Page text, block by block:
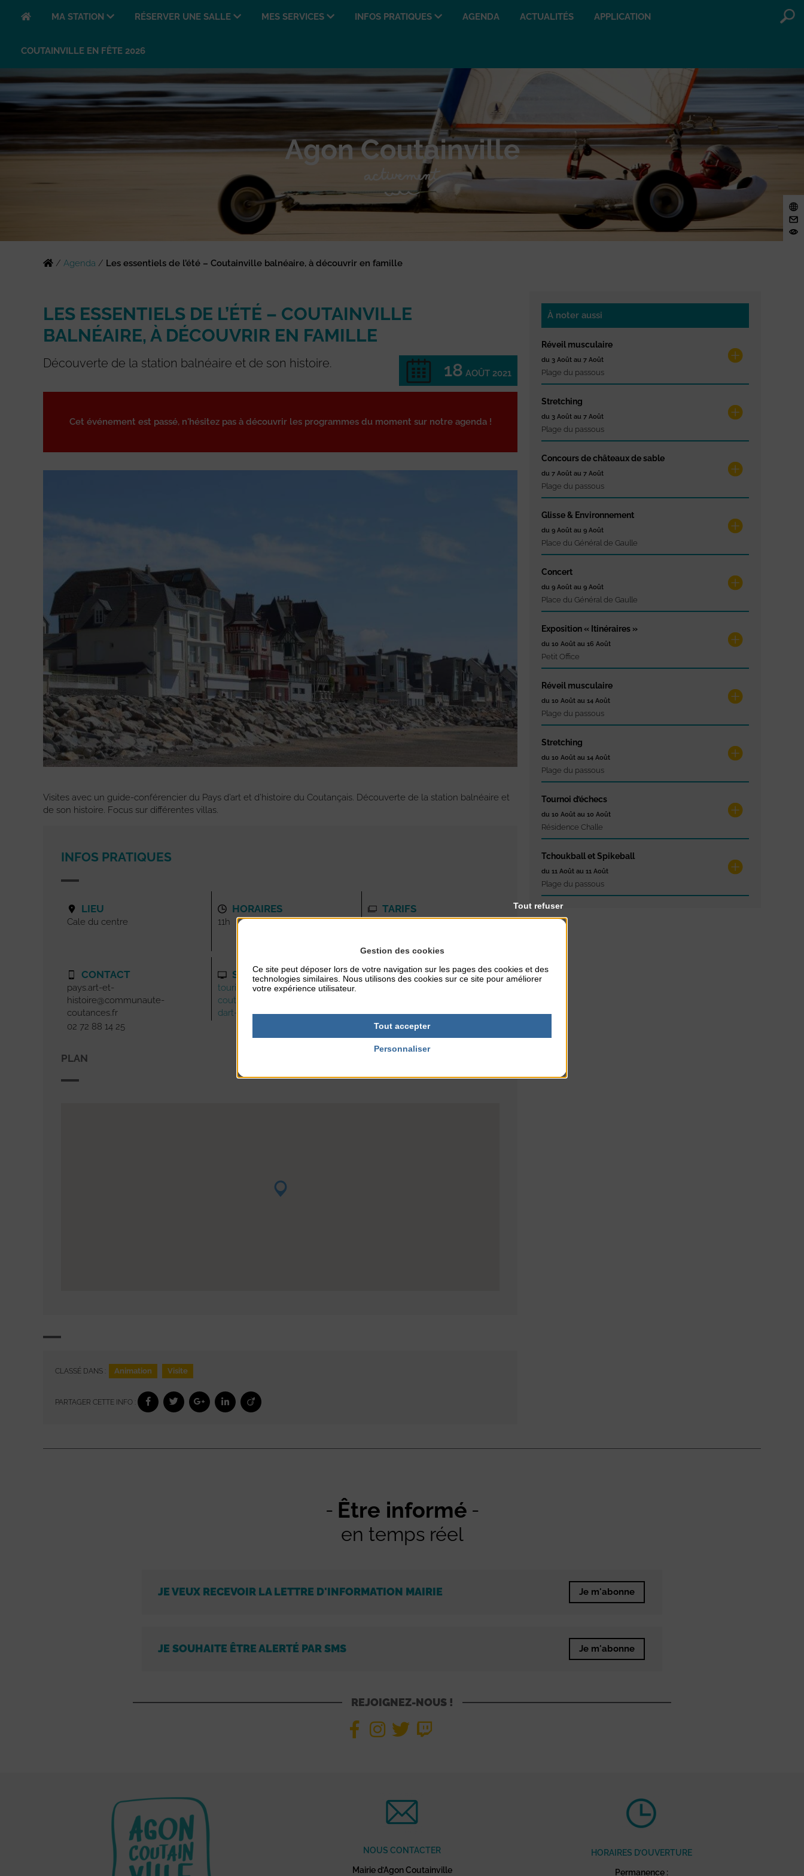
MA STATION RÉSERVER UNE SALLE MES SERVICES INFOS PRATIQUES AGENDA ACTUALITÉS APPLICATION
COUTAINVILLE EN FÊTE 2026
/ Agenda / Les essentiels de l’été – Coutainville balnéaire, à découvrir en famille
LES ESSENTIELS DE L’ÉTÉ – COUTAINVILLE
BALNÉAIRE, À DÉCOUVRIR EN FAMILLE
Découverte de la station balnéaire et de son histoire. 18 AOÛT 2021
Cet événement est passé, n'hésitez pas à découvrir les programmes du moment sur notre agenda !
Visites avec un guide-conférencier du Pays d’art et d’histoire du Coutançais. Découverte de la station balnéaire et
de son histoire. Focus sur différentes villas.
INFOS PRATIQUES
LIEU
Cale du centre
CONTACT
pays.art-et-
histoire@communaute-
coutances.fr
02 72 88 14 25
HORAIRES
11h
SITE INTERNET
tourisme-
coutances.fr/decouvrir/pays-
dart-dhistoire/
TARIFS
Plein tarif 3 € ; tarif réduit 1,50
demandeur d'emploi, guide-
gratuit moins de 10 ans.
PLAN
CLASSÉ DANS : Animation Visite
PARTAGER CETTE INFO :
À noter aussi
Réveil musculaire
du 3 Août au 7 Août
Plage du passous
Stretching
du 3 Août au 7 Août
Plage du passous
Concours de châteaux de sable
du 7 Août au 7 Août
Plage du passous
Glisse & Environnement
du 9 Août au 9 Août
Place du Général de Gaulle
Concert
du 9 Août au 9 Août
Place du Général de Gaulle
Exposition « Itinéraires »
du 10 Août au 16 Août
Petit Office
Réveil musculaire
du 10 Août au 14 Août
Plage du passous
Stretching
du 10 Août au 14 Août
Plage du passous
Tournoi d’échecs
du 10 Août au 10 Août
Résidence Challe
Tchoukball et Spikeball
du 11 Août au 11 Août
Plage du passous
Être informé
en temps réel
JE VEUX RECEVOIR LA LETTRE D'INFORMATION MAIRIE Je m'abonne
JE SOUHAITE ÊTRE ALERTÉ PAR SMS Je m'abonne
REJOIGNEZ-NOUS !
NOUS CONTACTER
Mairie d’Agon Coutainville
HORAIRES D’OUVERTURE
Permanence :
Gestion des cookies
Ce site peut déposer lors de votre navigation sur les pages des cookies et des
technologies similaires. Nous utilisons des cookies sur ce site pour améliorer
votre expérience utilisateur.
Tout accepter
Tout refuser
Personnaliser